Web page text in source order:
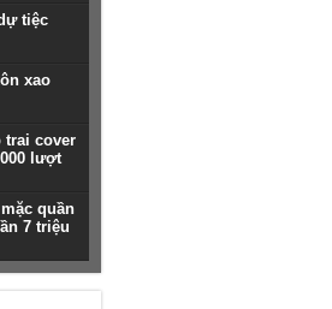
tiệc
xao
trai cover
lượt
quần
7 triệu